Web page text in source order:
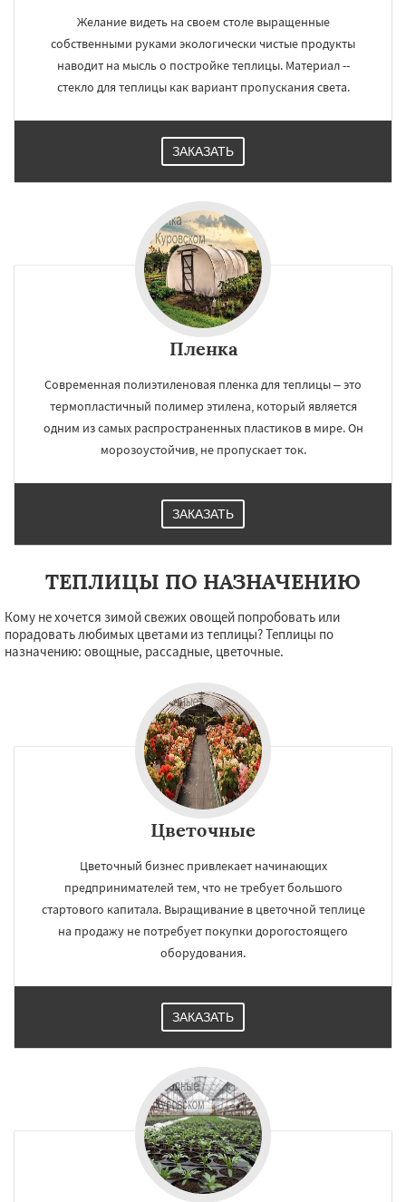
Желание видеть на своем столе выращенные
собственными руками экологически чистые продукты
наводит на мысль о постройке теплицы. Материал --
стекло для теплицы как вариант пропускания света.
ЗАКАЗАТЬ
Пленка
Современная полиэтиленовая пленка для теплицы – это
термопластичный полимер этилена, который является
одним из самых распространенных пластиков в мире. Он
морозоустойчив, не пропускает ток.
ЗАКАЗАТЬ
ТЕПЛИЦЫ ПО НАЗНАЧЕНИЮ
Кому не хочется зимой свежих овощей попробовать или
порадовать любимых цветами из теплицы? Теплицы по
назначению: овощные, рассадные, цветочные.
Цветочные
Цветочный бизнес привлекает начинающих
предпринимателей тем, что не требует большого
стартового капитала. Выращивание в цветочной теплице
на продажу не потребует покупки дорогостоящего
оборудования.
ЗАКАЗАТЬ